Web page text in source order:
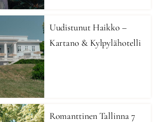
Uudistunut Haikko –
Kartano & Kylpylähotelli
Romanttinen Tallinna 7